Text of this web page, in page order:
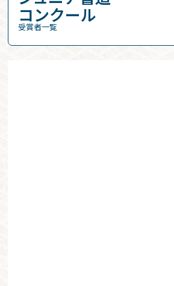
コンクール
受賞者一覧